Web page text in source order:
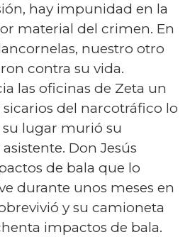
hay impunidad en la
material del crimen. En
nuestro otro
contra su vida.
las oficinas de Zeta un
del narcotráfico lo
lugar murió su
Don Jesús
de bala que lo
durante unos meses en
y su camioneta
impactos de bala.